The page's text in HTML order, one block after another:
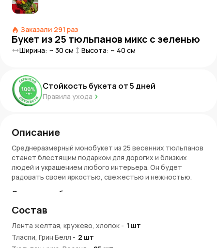
Заказали 291 раз
Букет из 25 тюльпанов микс с зеленью
Ширина: ~ 30 см Высота: ~ 40 см
Стойкость букета от5 дней
Правила ухода
Описание
Среднеразмерный монобукет из 25 весенних тюльпанов
станет блестящим подарком для дорогих и близких
людей и украшением любого интерьера. Он будет
радовать своей яркостью, свежестью и нежностью.
Символ пробуждения природы
Весна — это пора, когда природа вновь оживает, и ничто
года, чем 25 весенних тюльпанов. Эти цветы не только
радуют глаз, но и дарят ощущение свежести и счастья.
Состав
Лента желтая, кружево, хлопок - 1 шт
Тласпи, Грин Белл - 2 шт